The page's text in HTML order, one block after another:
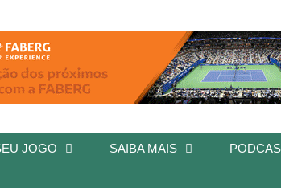
JOGO SAIBA MAIS